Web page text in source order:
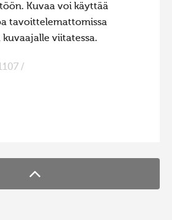
2013
2012
2010
Kuvaa voi käyttää
tavoittelemattomissa
viitatessa.
/